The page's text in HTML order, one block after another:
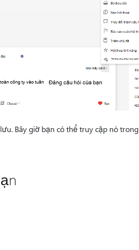
Bây giờ bạn có thể truy cập nó trong